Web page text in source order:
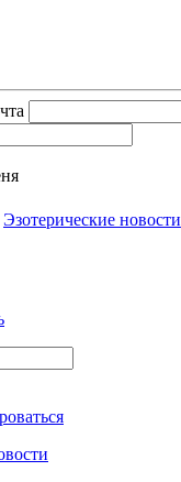
Эзотерические новости